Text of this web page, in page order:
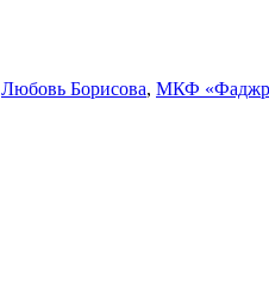
Любовь Борисова, МКФ